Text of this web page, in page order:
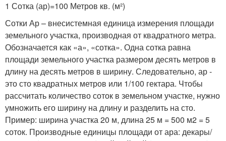
1 Сотка (ар)=100 Метров кв. (м²)
Сотки Ар – внесистемная единица измерения площади
земельного участка, производная от квадратного метра.
Обозначается как «а», «сотка». Одна сотка равна
площади земельного участка размером десять метров в
длину на десять метров в ширину. Следовательно, ар -
это сто квадратных метров или 1/100 гектара. Чтобы
рассчитать количество соток в земельном участке, нужно
умножить его ширину на длину и разделить на сто.
Пример: ширина участка 20 м, длина 25 м = 500 м2 = 5
соток. Производные единицы площади от ара: декары/